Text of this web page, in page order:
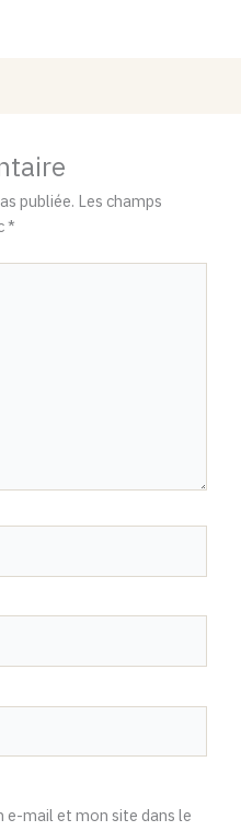
publiée. Les champs
*
e-mail et mon site dans le